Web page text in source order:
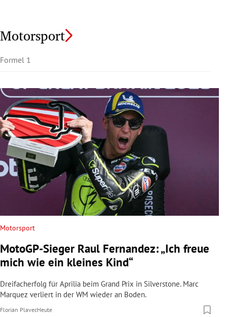
Motorsport
Formel 1
Motorsport
MotoGP-Sieger Raul Fernandez: „Ich freue
mich wie ein kleines Kind“
Dreifacherfolg für Aprilia beim Grand Prix in Silverstone. Marc
Marquez verliert in der WM wieder an Boden.
Florian PlavecHeute